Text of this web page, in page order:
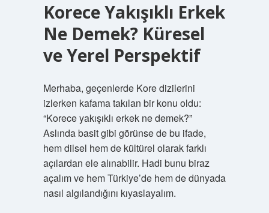
Korece Yakışıklı Erkek
Ne Demek? Küresel
ve Yerel Perspektif
Merhaba, geçenlerde Kore dizilerini
izlerken kafama takılan bir konu oldu:
“Korece yakışıklı erkek ne demek?”
Aslında basit gibi görünse de bu ifade,
hem dilsel hem de kültürel olarak farklı
açılardan ele alınabilir. Hadi bunu biraz
açalım ve hem Türkiye’de hem de dünyada
nasıl algılandığını kıyaslayalım.